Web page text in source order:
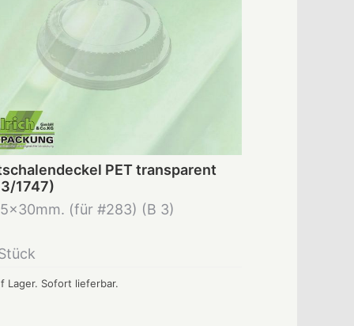
PET transparent
1747)
(für #283) (B 3)
Lager. Sofort lieferbar.